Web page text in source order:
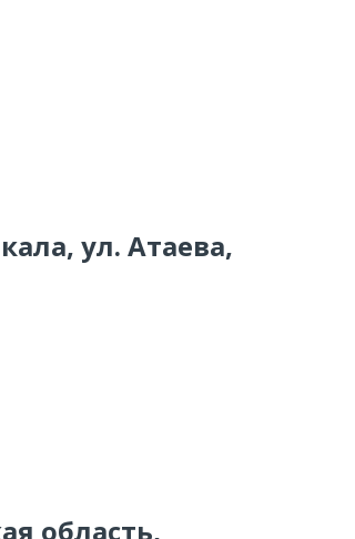
ул. Атаева,
область,